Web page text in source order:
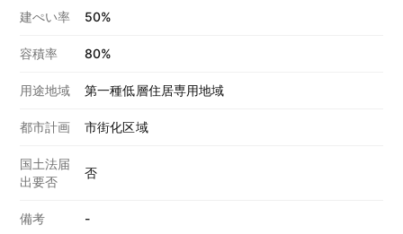
建ぺい率 50%
容積率 80%
用途地域 第一種低層住居専用地域
都市計画 市街化区域
国土法届
出要否
否
備考 -